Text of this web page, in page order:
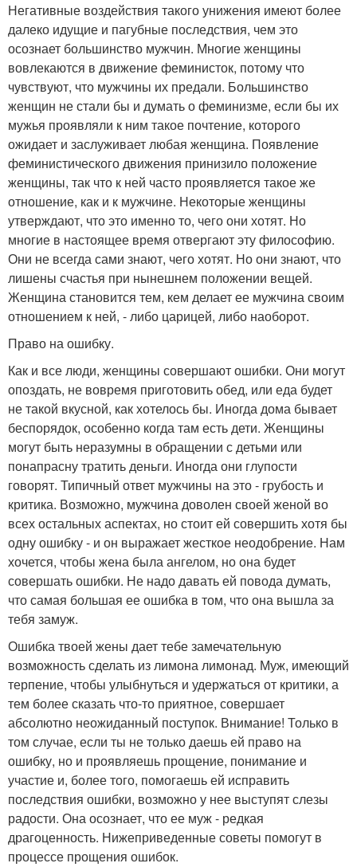
Негативные воздействия такого унижения имеют более
далеко идущие и пагубные последствия, чем это
осознает большинство мужчин. Многие женщины
вовлекаются в движение феминисток, потому что
чувствуют, что мужчины их предали. Большинство
женщин не стали бы и думать о феминизме, если бы их
мужья проявляли к ним такое почтение, которого
ожидает и заслуживает любая женщина. Появление
феминистического движения принизило положение
женщины, так что к ней часто проявляется такое же
отношение, как и к мужчине. Некоторые женщины
утверждают, что это именно то, чего они хотят. Но
многие в настоящее время отвергают эту философию.
Они не всегда сами знают, чего хотят. Но они знают, что
лишены счастья при нынешнем положении вещей.
Женщина становится тем, кем делает ее мужчина своим
отношением к ней, - либо царицей, либо наоборот.
Право на ошибку.
Как и все люди, женщины совершают ошибки. Они могут
опоздать, не вовремя приготовить обед, или еда будет
не такой вкусной, как хотелось бы. Иногда дома бывает
беспорядок, особенно когда там есть дети. Женщины
могут быть неразумны в обращении с детьми или
понапрасну тратить деньги. Иногда они глупости
говорят. Типичный ответ мужчины на это - грубость и
критика. Возможно, мужчина доволен своей женой во
всех остальных аспектах, но стоит ей совершить хотя бы
одну ошибку - и он выражает жесткое неодобрение. Нам
хочется, чтобы жена была ангелом, но она будет
совершать ошибки. Не надо давать ей повода думать,
что самая большая ее ошибка в том, что она вышла за
тебя замуж.
Ошибка твоей жены дает тебе замечательную
возможность сделать из лимона лимонад. Муж, имеющий
терпение, чтобы улыбнуться и удержаться от критики, а
тем более сказать что-то приятное, совершает
абсолютно неожиданный поступок. Внимание! Только в
том случае, если ты не только даешь ей право на
ошибку, но и проявляешь прощение, понимание и
участие и, более того, помогаешь ей исправить
последствия ошибки, возможно у нее выступят слезы
радости. Она осознает, что ее муж - редкая
драгоценность. Нижеприведенные советы помогут в
процессе прощения ошибок.